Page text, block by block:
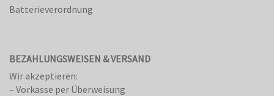
Batterieverordnung
BEZAHLUNGSWEISEN & VERSAND
Wir akzeptieren:
– Vorkasse per Überweisung